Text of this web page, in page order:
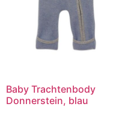
Baby Trachtenbody
Donnerstein, blau